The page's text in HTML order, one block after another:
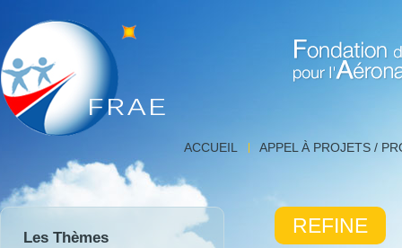
Détail
FNRAE
Fondation
de
Recherche
ACCUEIL APPEL À PROJETS /
Les Thèmes
REFINE